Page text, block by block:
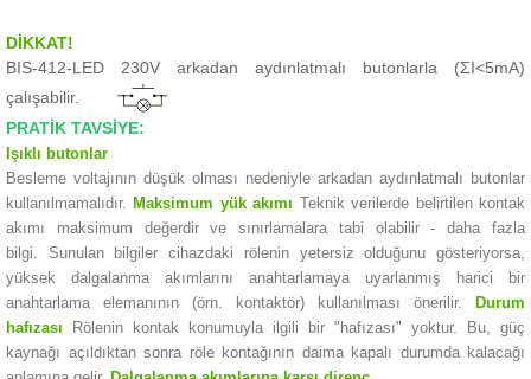
DİKKAT!
BIS-412-LED 230V arkadan aydınlatmalı butonlarla (ΣI<5mA)
çalışabilir.
PRATİK TAVSİYE:
Işıklı butonlar
Besleme voltajının düşük olması nedeniyle arkadan aydınlatmalı butonlar
kullanılmamalıdır. Maksimum yük akımı Teknik verilerde belirtilen kontak
akımı maksimum değerdir ve sınırlamalara tabi olabilir - daha fazla
bilgi. Sunulan bilgiler cihazdaki rölenin yetersiz olduğunu gösteriyorsa,
yüksek dalgalanma akımlarını anahtarlamaya uyarlanmış harici bir
anahtarlama elemanının (örn. kontaktör) kullanılması önerilir.
Durum
hafızası Rölenin kontak konumuyla ilgili bir "hafızası" yoktur.
Bu, güç
kaynağı açıldıktan sonra röle kontağının daima kapalı durumda kalacağı